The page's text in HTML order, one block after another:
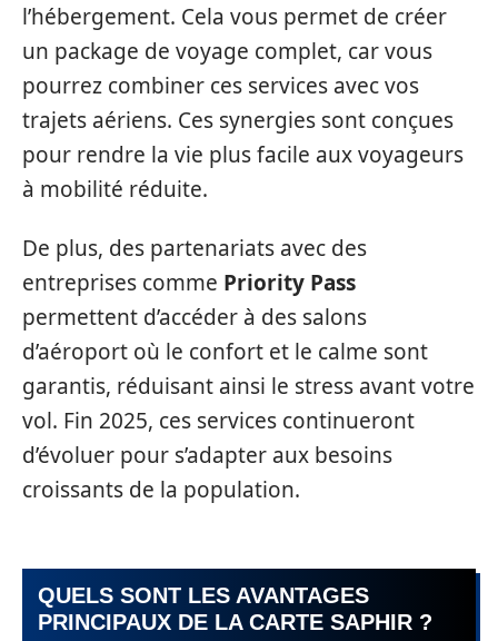
l’hébergement. Cela vous permet de créer
un package de voyage complet, car vous
pourrez combiner ces services avec vos
trajets aériens. Ces synergies sont conçues
pour rendre la vie plus facile aux voyageurs
à mobilité réduite.
De plus, des partenariats avec des
entreprises comme Priority Pass
permettent d’accéder à des salons
d’aéroport où le confort et le calme sont
garantis, réduisant ainsi le stress avant votre
vol. Fin 2025, ces services continueront
d’évoluer pour s’adapter aux besoins
croissants de la population.
QUELS SONT LES AVANTAGES
PRINCIPAUX DE LA CARTE SAPHIR ?